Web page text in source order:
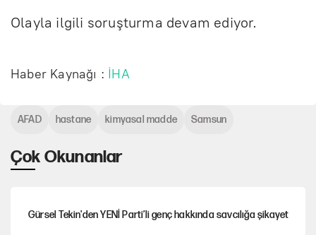
Olayla ilgili soruşturma devam ediyor.
Haber Kaynağı : İHA
Çok Okunanlar
Gürsel Tekin'den YENİ Parti’li genç hakkında savcılığa şikayet
AFAD hastane kimyasal madde Samsun